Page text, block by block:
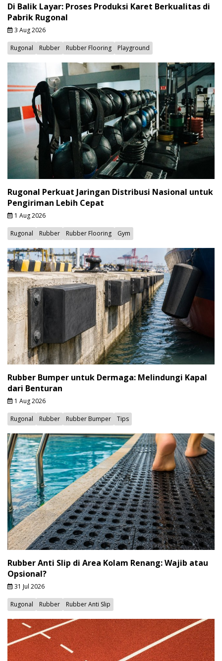
Di Balik Layar: Proses Produksi Karet Berkualitas di
Pabrik Rugonal
3 Aug 2026
Rugonal Rubber Rubber Flooring Playground
Rugonal Perkuat Jaringan Distribusi Nasional untuk
Pengiriman Lebih Cepat
1 Aug 2026
Rugonal Rubber Rubber Flooring Gym
Rubber Bumper untuk Dermaga: Melindungi Kapal
dari Benturan
1 Aug 2026
Rugonal Rubber Rubber Bumper Tips
Rubber Anti Slip di Area Kolam Renang: Wajib atau
Opsional?
31 Jul 2026
Rugonal Rubber Rubber Anti Slip